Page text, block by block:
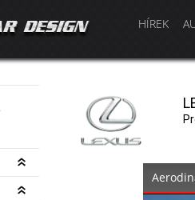
HÍREK